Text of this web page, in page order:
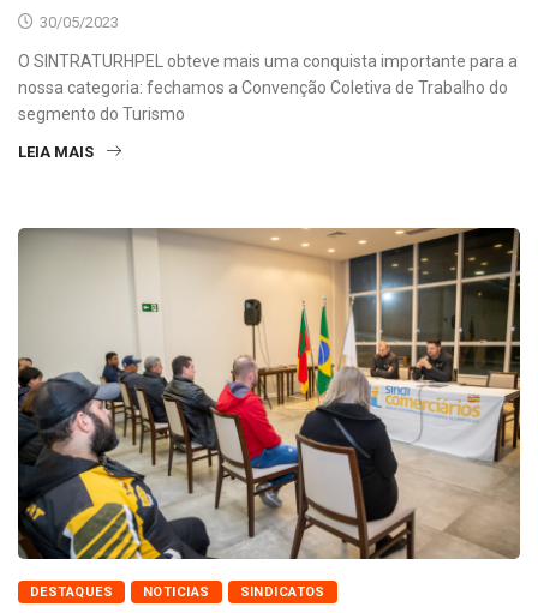
30/05/2023
O SINTRATURHPEL obteve mais uma conquista importante para a
nossa categoria: fechamos a Convenção Coletiva de Trabalho do
segmento do Turismo
LEIA MAIS
DESTAQUES NOTICIAS SINDICATOS